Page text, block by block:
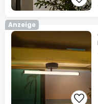
Anzeige